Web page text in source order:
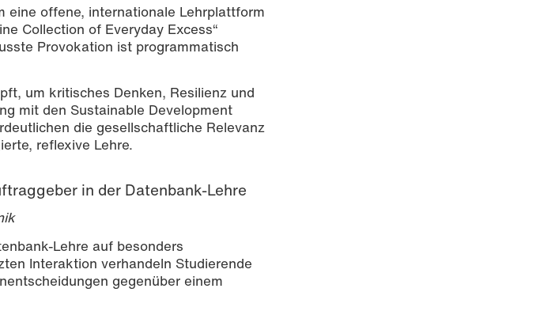
eine offene, internationale Lehrplattform
Collection of Everyday Excess“
Provokation ist programmatisch
um kritisches Denken, Resilienz und
mit den Sustainable Development
die gesellschaftliche Relevanz
reflexive Lehre.
in der Datenbank-Lehre
Lehre auf besonders
Interaktion verhandeln Studierende
gegenüber einem